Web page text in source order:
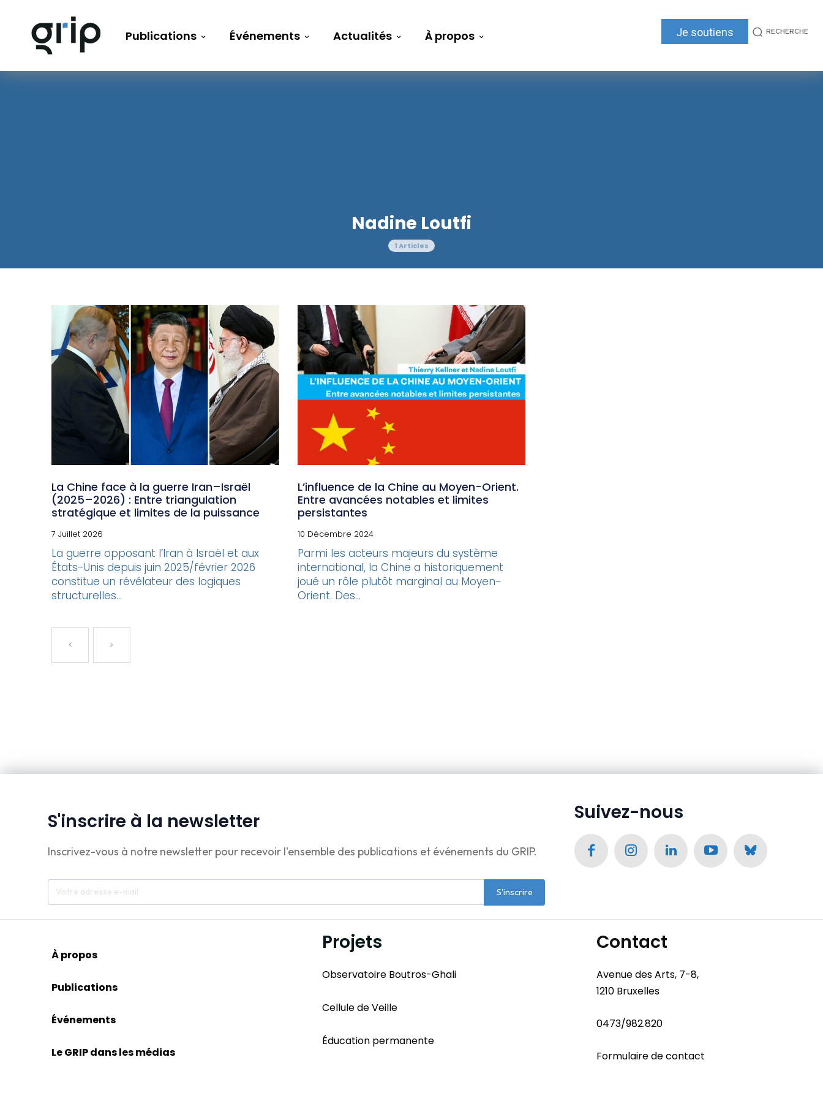
Publications Événements Actualités À propos Je soutiens RECHERCHE
Nadine Loutfi
1 Articles
La Chine face à la guerre Iran–Israël
(2025–2026) : Entre triangulation
stratégique et limites de la puissance
7 Juillet 2026
La guerre opposant l’Iran à Israël et aux
États-Unis depuis juin 2025/février 2026
constitue un révélateur des logiques
structurelles...
L’influence de la Chine au Moyen-Orient.
Entre avancées notables et limites
persistantes
10 Décembre 2024
Parmi les acteurs majeurs du système
international, la Chine a historiquement
joué un rôle plutôt marginal au Moyen-
Orient. Des...
S'inscrire à la newsletter
Inscrivez-vous à notre newsletter pour recevoir l'ensemble des publications et événements du GRIP.
S'inscrire
Suivez-nous
À propos
Publications
Événements
Le GRIP dans les médias
Projets
Observatoire Boutros-Ghali
Cellule de Veille
Éducation permanente
Contact
Avenue des Arts, 7-8,
1210 Bruxelles
0473/982.820
Formulaire de contact